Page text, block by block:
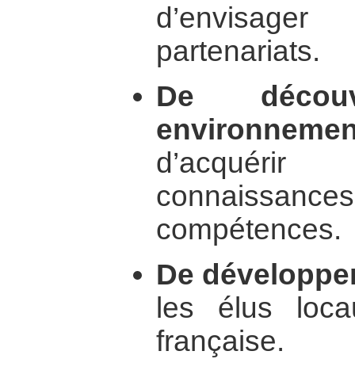
partenariats.
De
compétences.
De
les élus
française.